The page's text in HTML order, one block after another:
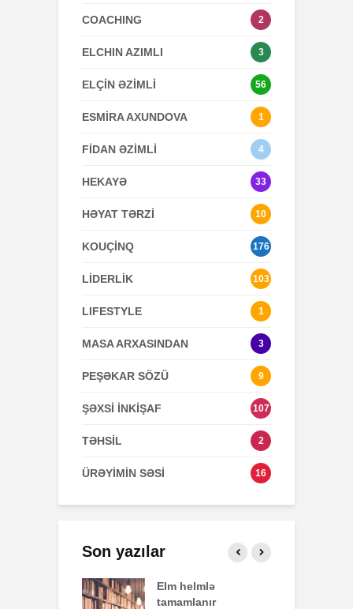
COACHING 2
ELCHIN AZIMLI 3
ELÇİN ƏZİMLİ 56
ESMİRA AXUNDOVA 1
FİDAN ƏZİMLİ 4
HEKAYƏ 33
HƏYAT TƏRZİ 10
KOUÇİNQ 176
LİDERLİK 103
LIFESTYLE 1
MASA ARXASINDAN 3
PEŞƏKAR SÖZÜ 9
ŞƏXSİ İNKİŞAF 107
TƏHSİL 2
ÜRƏYİMİN SƏSİ 16
Son yazılar
Elm helmlə
tamamlanır